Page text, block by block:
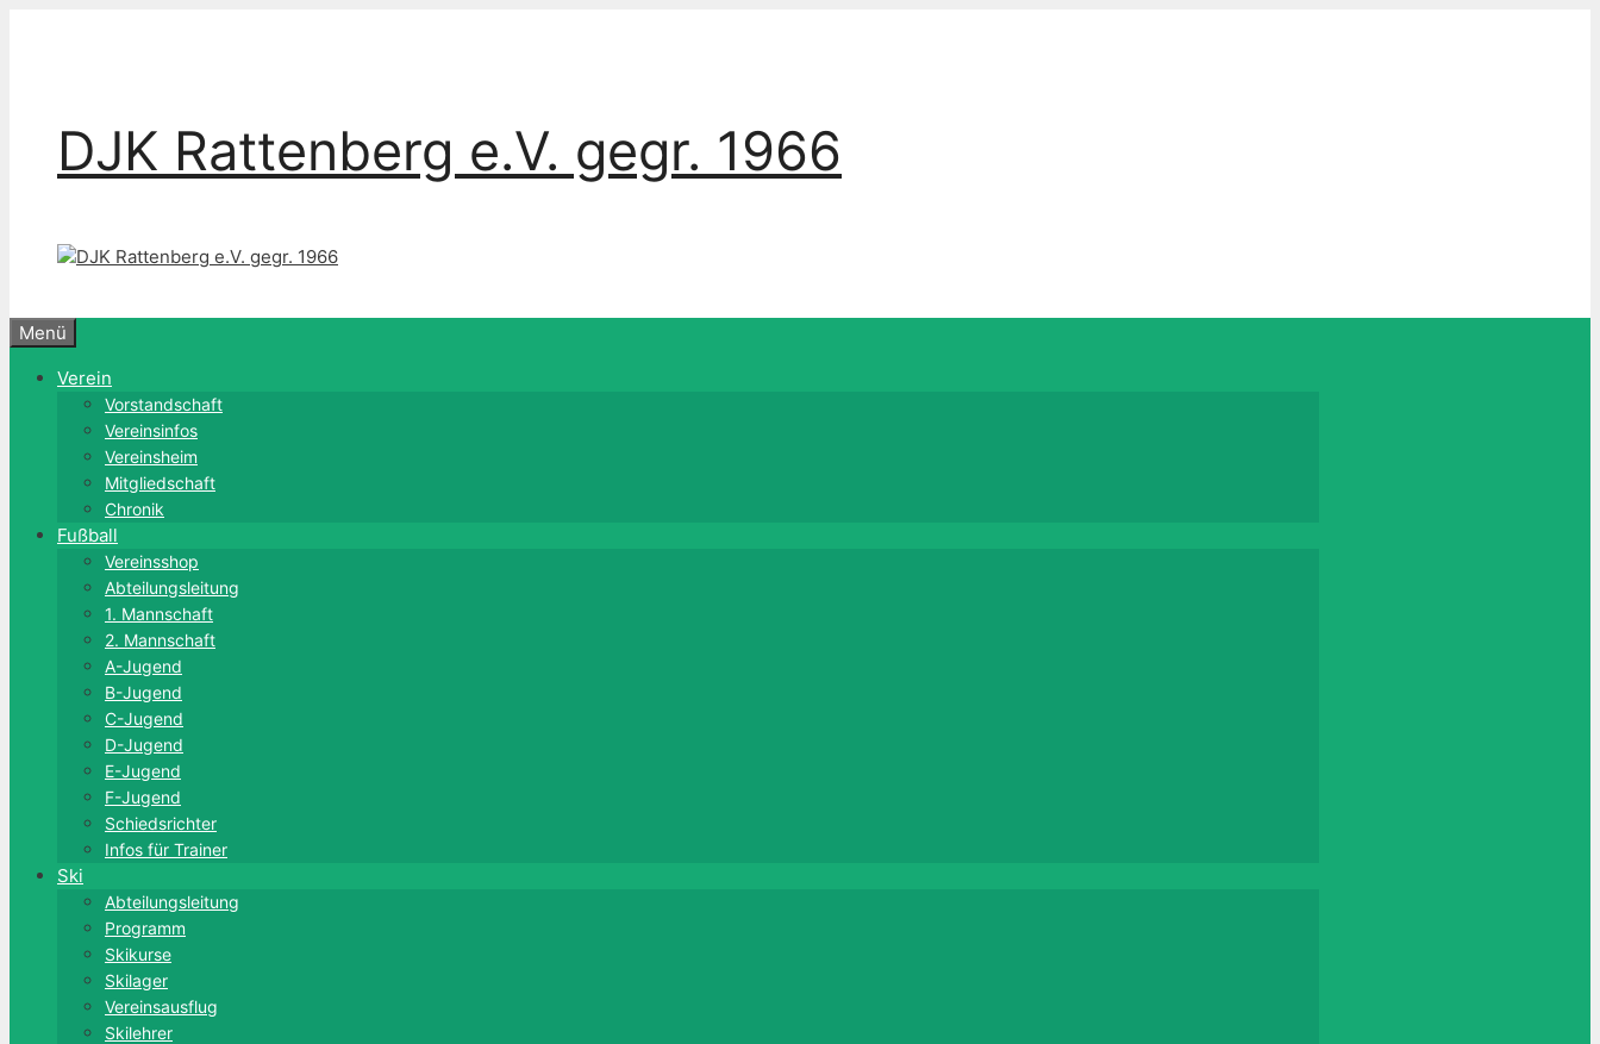
DJK Rattenberg e.V. gegr. 1966
Menü
Verein
Vorstandschaft
Vereinsinfos
Vereinsheim
Mitgliedschaft
Chronik
Fußball
Vereinsshop
Abteilungsleitung
1. Mannschaft
2. Mannschaft
A-Jugend
B-Jugend
C-Jugend
D-Jugend
E-Jugend
F-Jugend
Schiedsrichter
Infos für Trainer
Ski
Abteilungsleitung
Programm
Skikurse
Skilager
Vereinsausflug
Skilehrer